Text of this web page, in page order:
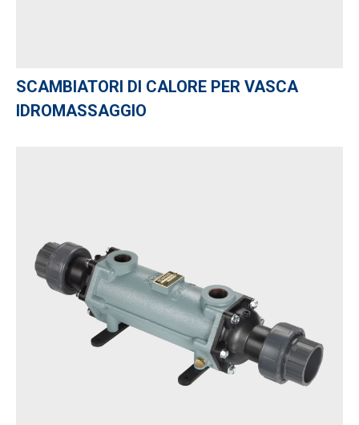
SCAMBIATORI DI CALORE PER VASCA
IDROMASSAGGIO